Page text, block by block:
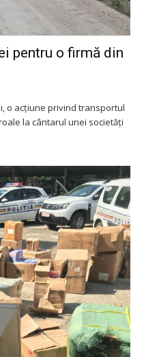
pentru o firmă din
o acțiune privind transportul
la cântarul unei societăți